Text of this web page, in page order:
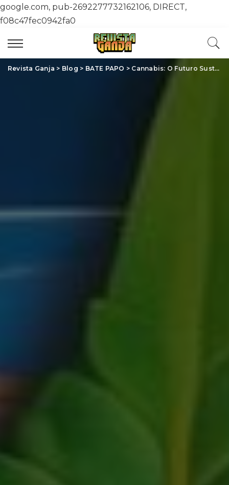
google.com, pub-2692277732162106, DIRECT,
f08c47fec0942fa0
Revista Ganja > Blog > BATE PAPO > Cannabis: O Futuro Sustentável da Indústria Está Aqui